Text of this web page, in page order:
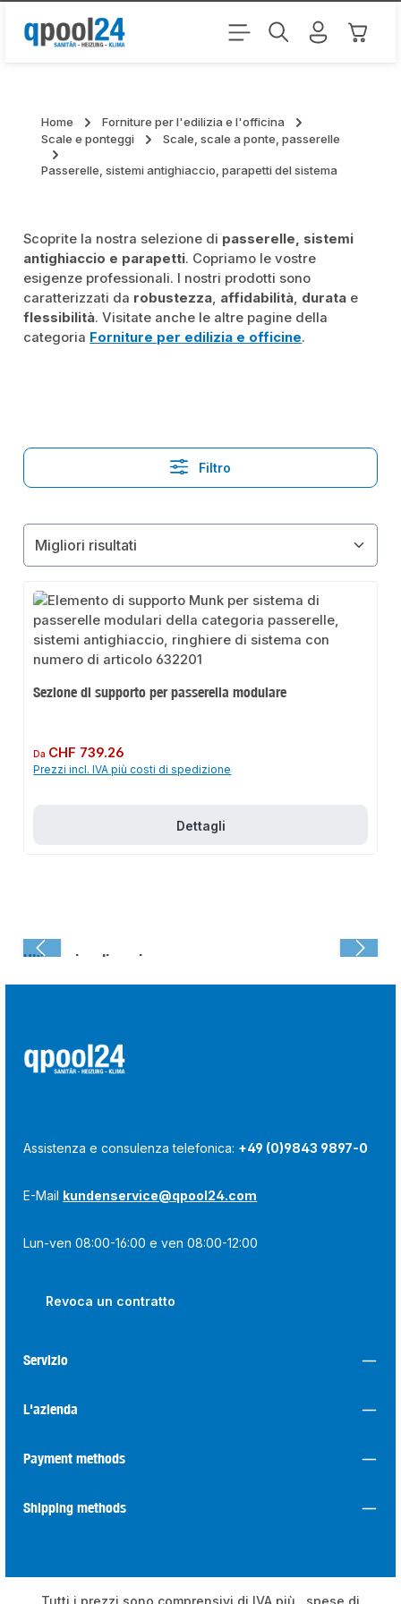
Passa al contenuto principale Il
Home
Forniture per l'edilizia e l'officina
Scale e ponteggi
Scale, scale a ponte, passerelle
Passerelle, sistemi antighiaccio, parapetti del sistema
Scoprite la nostra selezione di passerelle, sistemi
antighiaccio e parapetti. Copriamo le vostre
esigenze professionali. I nostri prodotti sono
caratterizzati da robustezza, affidabilità, durata e
flessibilità. Visitate anche le altre pagine della
categoria Forniture per edilizia e officine.
Filtro
Sezione di supporto per passerella modulare
Prezzo normale:
Da CHF 739.26
Prezzi incl. IVA più costi di spedizione
Dettagli
Ultima visualizzazione:
Assistenza e consulenza telefonica: +49 (0)9843 9897-0
E-Mail kundenservice@qpool24.com
Lun-ven 08:00-16:00 e ven 08:00-12:00
Revoca un contratto
Servizio
L'azienda
Payment methods
Shipping methods